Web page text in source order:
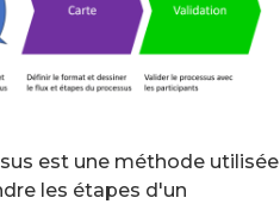
est une méthode utilisée
les étapes d'un